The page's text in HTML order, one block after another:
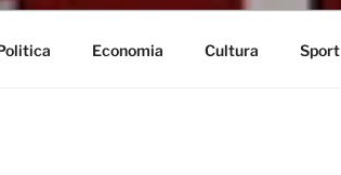
Economia Cultura Sport